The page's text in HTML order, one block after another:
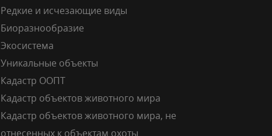
Редкие и исчезающие виды
Биоразнообразие
Экосистема
Уникальные объекты
Кадастр ООПТ
Кадастр объектов животного мира
Кадастр объектов животного мира, не
отнесенных к объектам охоты